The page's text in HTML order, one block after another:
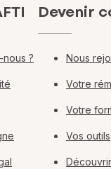
nous ?
Devenir
Nous
Votre
Votre
Vos outils